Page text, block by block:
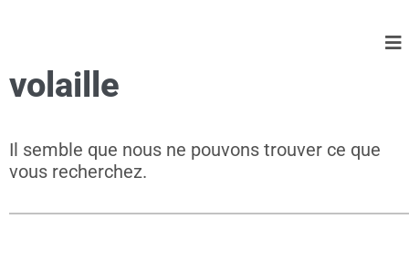
volaille
Il semble que nous ne pouvons trouver ce que
vous recherchez.